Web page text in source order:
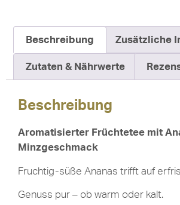
Beschreibung Zusätzliche
Zutaten & Nährwerte
Beschreibung
Aromatisierter Früchtetee mit
Minzgeschmack
Fruchtig-süße Ananas trifft auf
Genuss pur – ob warm oder kalt.